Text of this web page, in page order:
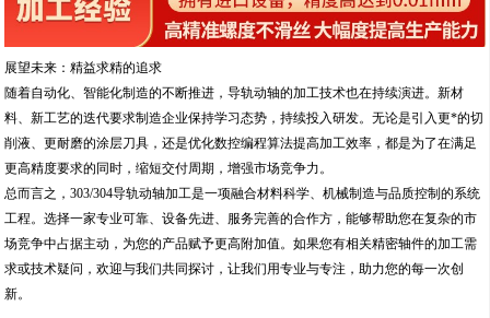
展望未来：精益求精的追求
随着自动化、智能化制造的不断推进，导轨动轴的加工技术也在持续演进。新材
料、新工艺的迭代要求制造企业保持学习态势，持续投入研发。无论是引入更*的切
削液、更耐磨的涂层刀具，还是优化数控编程算法提高加工效率，都是为了在满足
更高精度要求的同时，缩短交付周期，增强市场竞争力。
总而言之，303/304导轨动轴加工是一项融合材料科学、机械制造与品质控制的系统
工程。选择一家专业可靠、设备先进、服务完善的合作方，能够帮助您在复杂的市
场竞争中占据主动，为您的产品赋予更高附加值。如果您有相关精密轴件的加工需
求或技术疑问，欢迎与我们共同探讨，让我们用专业与专注，助力您的每一次创
新。